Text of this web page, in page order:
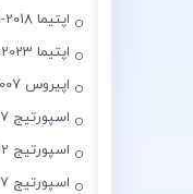
اپتیما 2018-2019
اپتیما 2023-2025
اپیروس 2007-2009
اسپورتیج 2007-2010
اسپورتیج 2012-2016
اسپورتیج 2017-2018